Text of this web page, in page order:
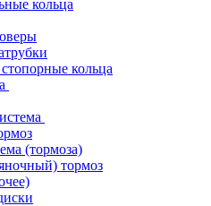
кольца
кольца
(тормоза)
тормоз